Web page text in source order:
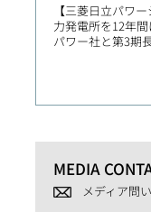
【三菱日立パワ
力発電所を12年
パワー社と第3期
MEDIA
メディア問